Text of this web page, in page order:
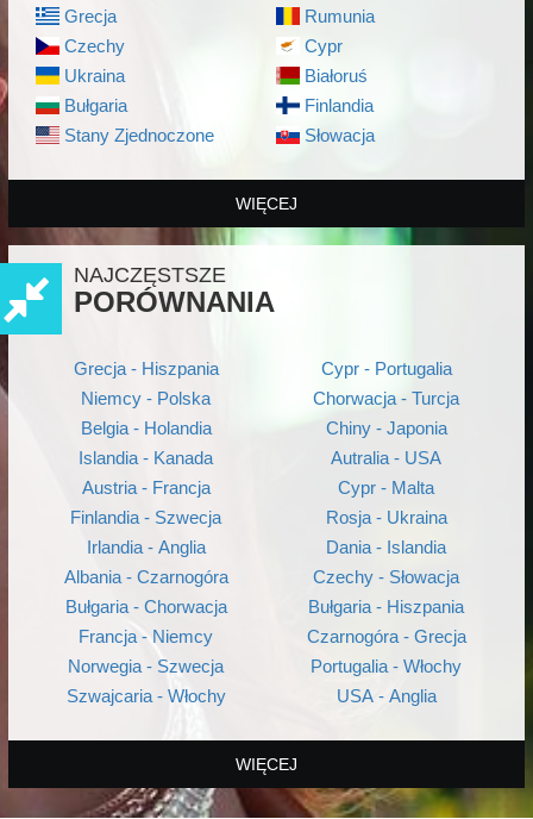
Grecja
Czechy
Ukraina
Bułgaria
Stany Zjednoczone
Rumunia
Cypr
Białoruś
Finlandia
Słowacja
WIĘCEJ
NAJCZĘSTSZE
PORÓWNANIA
Grecja - Hiszpania
Niemcy - Polska
Belgia - Holandia
Islandia - Kanada
Austria - Francja
Finlandia - Szwecja
Irlandia - Anglia
Albania - Czarnogóra
Bułgaria - Chorwacja
Francja - Niemcy
Norwegia - Szwecja
Szwajcaria - Włochy
Cypr - Portugalia
Chorwacja - Turcja
Chiny - Japonia
Autralia - USA
Cypr - Malta
Rosja - Ukraina
Dania - Islandia
Czechy - Słowacja
Bułgaria - Hiszpania
Czarnogóra - Grecja
Portugalia - Włochy
USA - Anglia
WIĘCEJ